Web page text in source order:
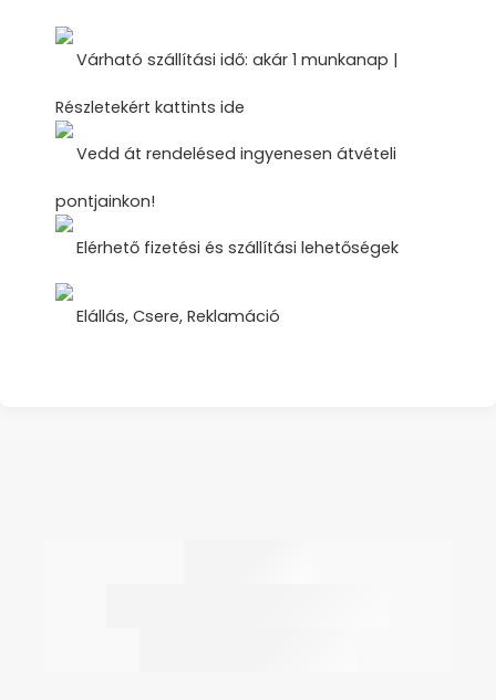
Várható szállítási idő: akár 1 munkanap |
Részletekért kattints ide
Vedd át rendelésed ingyenesen átvételi
pontjainkon!
Elérhető fizetési és szállítási lehetőségek
Elállás, Csere, Reklamáció